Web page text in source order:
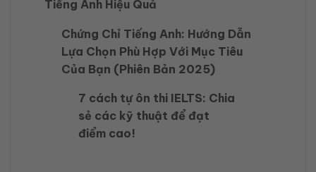
Tiếng Anh Hiệu Quả
Chứng Chỉ Tiếng Anh: Hướng Dẫn
Lựa Chọn Phù Hợp Với Mục Tiêu
Của Bạn (Phiên Bản 2025)
7 cách tự ôn thi IELTS: Chia
sẻ các kỹ thuật để đạt
điểm cao!